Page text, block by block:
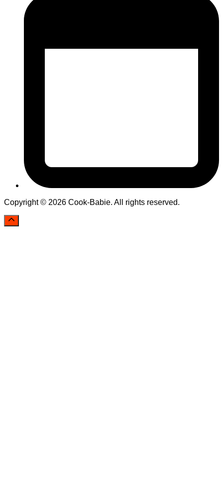
Copyright © 2026 Cook-Babie. All rights reserved.